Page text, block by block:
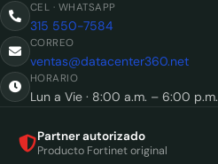
CEL · WHATSAPP
315 550-7584
CORREO
ventas@datacenter360.net
HORARIO
Lun a Vie · 8:00 a.m. – 6:00 p.m.
Partner autorizado
Producto Fortinet original